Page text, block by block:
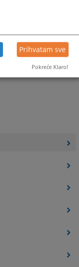
Prihvatam sve
Pokreće Klaro!